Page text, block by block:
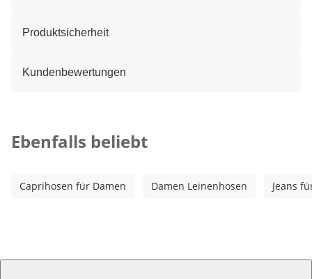
Produktsicherheit
Kundenbewertungen
Ebenfalls beliebt
Caprihosen für Damen Damen Leinenhosen Jeans